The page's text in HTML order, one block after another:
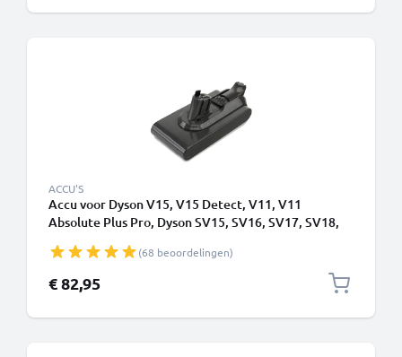
ACCU'S
Accu voor Dyson V15, V15 Detect, V11, V11
Absolute Plus Pro, Dyson SV15, SV16, SV17, SV18,
(68 beoordelingen)
€ 82,95